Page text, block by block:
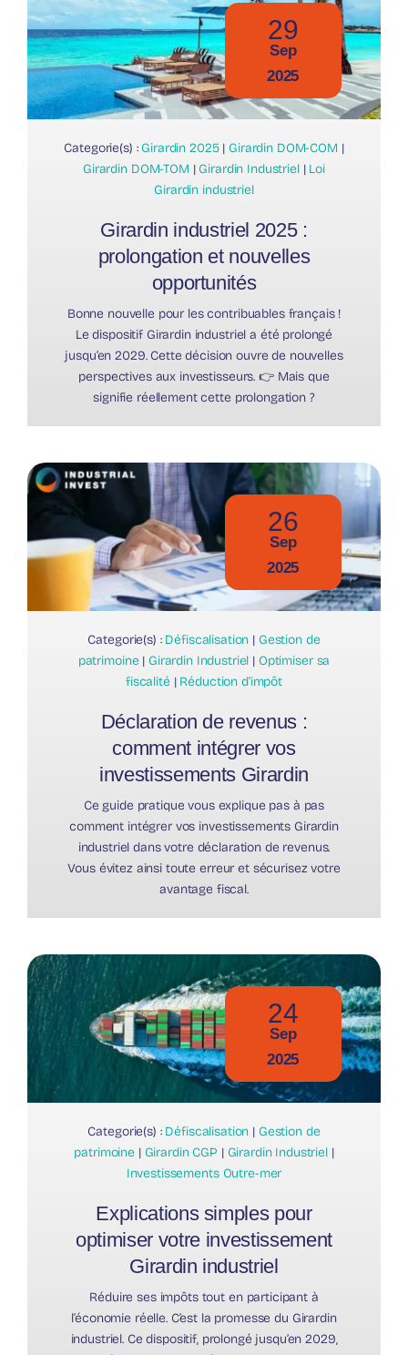
29
Sep
2025
Categorie(s) : Girardin 2025| Girardin DOM-COM |
Girardin DOM-TOM | Girardin Industriel| Loi
Girardin industriel
Girardin industriel 2025 :
prolongation et nouvelles
opportunités
Bonne nouvelle pour les contribuables français !
Le dispositif Girardin industriel a été prolongé
jusqu’en 2029. Cette décision ouvre de nouvelles
perspectives aux investisseurs. 👉 Mais que
signifie réellement cette prolongation ?
26
Sep
2025
Categorie(s) : Défiscalisation | Gestion de
patrimoine | Girardin Industriel | Optimiser sa
fiscalité | Réduction d’impôt
Déclaration de revenus :
comment intégrer vos
investissements Girardin
Ce guide pratique vous explique pas à pas
comment intégrer vos investissements Girardin
industriel dans votre déclaration de revenus.
Vous évitez ainsi toute erreur et sécurisez votre
avantage fiscal.
24
Sep
2025
Categorie(s) : Défiscalisation | Gestion de
patrimoine | Girardin CGP | Girardin Industriel|
Investissements Outre-mer
Explications simples pour
optimiser votre investissement
Girardin industriel
Réduire ses impôts tout en participant à
l’économie réelle. C’est la promesse du Girardin
industriel. Ce dispositif, prolongé jusqu’en 2029,